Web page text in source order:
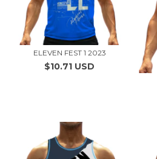
ELEVEN FEST 1 2023
$10.71 USD